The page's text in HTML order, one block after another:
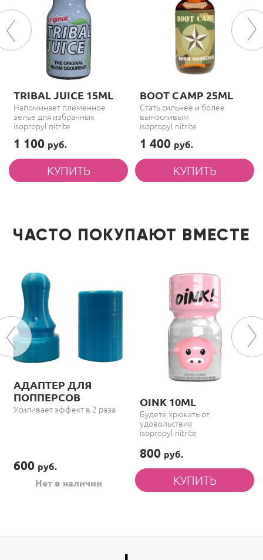
TRIBAL JUICE 15ML
Напоминает племенное
зелье для избранных
isopropyl nitrite
1 100 руб.
BOOT CAMP 25ML
Стать сильнее и более
выносливым
isopropyl nitrite
1 400 руб.
ЧАСТО ПОКУПАЮТ ВМЕСТЕ
АДАПТЕР ДЛЯ
ПОППЕРСОВ
Усиливает эффект в 2 раза
600 руб.
Нет в наличии
OINK 10ML
Будете хрюкать от
удовольствия
isopropyl nitrite
800 руб.